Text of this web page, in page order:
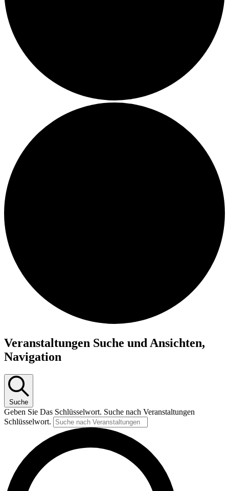
Veranstaltungen Suche und Ansichten,
Navigation
Suche
Geben Sie Das Schlüsselwort. Suche nach Veranstaltungen
Schlüsselwort.